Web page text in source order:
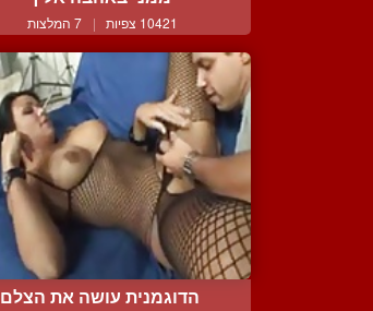
10421 צפיות | 7 המלצות
הדוגמנית עושה את הצלם